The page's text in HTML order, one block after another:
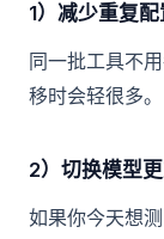
1）减少重复配
同一批工具不
移时会轻很多。
2）切换模型
如果你今天想